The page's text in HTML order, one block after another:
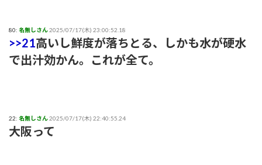
80: 名無しさん2025/07/17(木) 23:00:52.18
>>21高いし鮮度が落ちとる、しかも水が硬水
で出汁効かん。これが全て。
22: 名無しさん2025/07/17(木) 22:40:55.24
大阪って